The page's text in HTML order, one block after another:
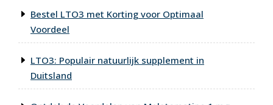
Bestel LTO3 met Korting voor Optimaal
Voordeel
LTO3: Populair natuurlijk supplement in
Duitsland